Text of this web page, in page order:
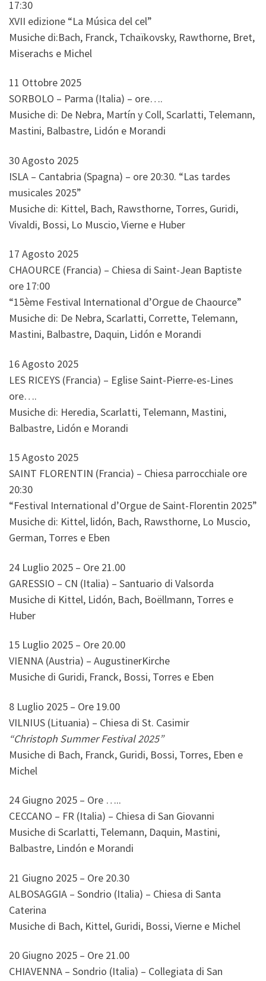
17:30
XVII edizione “La Música del cel”
Musiche di:Bach, Franck, Tchaïkovsky, Rawthorne, Bret,
Miserachs e Michel
11 Ottobre 2025
SORBOLO – Parma (Italia) – ore….
Musiche di: De Nebra, Martín y Coll, Scarlatti, Telemann,
Mastini, Balbastre, Lidón e Morandi
30 Agosto 2025
ISLA – Cantabria (Spagna) – ore 20:30. “Las tardes
musicales 2025”
Musiche di: Kittel, Bach, Rawsthorne, Torres, Guridi,
Vivaldi, Bossi, Lo Muscio, Vierne e Huber
17 Agosto 2025
CHAOURCE (Francia) – Chiesa di Saint-Jean Baptiste
ore 17:00
“15ème Festival International d’Orgue de Chaource”
Musiche di: De Nebra, Scarlatti, Corrette, Telemann,
Mastini, Balbastre, Daquin, Lidón e Morandi
16 Agosto 2025
LES RICEYS (Francia) – Eglise Saint-Pierre-es-Lines
ore….
Musiche di: Heredia, Scarlatti, Telemann, Mastini,
Balbastre, Lidón e Morandi
15 Agosto 2025
SAINT FLORENTIN (Francia) – Chiesa parrocchiale ore
20:30
“Festival International d’Orgue de Saint-Florentin 2025”
Musiche di: Kittel, lidón, Bach, Rawsthorne, Lo Muscio,
German, Torres e Eben
24 Luglio 2025 – Ore 21.00
GARESSIO – CN (Italia) – Santuario di Valsorda
Musiche di Kittel, Lidón, Bach, Boëllmann, Torres e
Huber
15 Luglio 2025 – Ore 20.00
VIENNA (Austria) – AugustinerKirche
Musiche di Guridi, Franck, Bossi, Torres e Eben
8 Luglio 2025 – Ore 19.00
VILNIUS (Lituania) – Chiesa di St. Casimir
“Christoph Summer Festival 2025”
Musiche di Bach, Franck, Guridi, Bossi, Torres, Eben e
Michel
24 Giugno 2025 – Ore …..
CECCANO – FR (Italia) – Chiesa di San Giovanni
Musiche di Scarlatti, Telemann, Daquin, Mastini,
Balbastre, Lindón e Morandi
21 Giugno 2025 – Ore 20.30
ALBOSAGGIA – Sondrio (Italia) – Chiesa di Santa
Caterina
Musiche di Bach, Kittel, Guridi, Bossi, Vierne e Michel
20 Giugno 2025 – Ore 21.00
CHIAVENNA – Sondrio (Italia) – Collegiata di San